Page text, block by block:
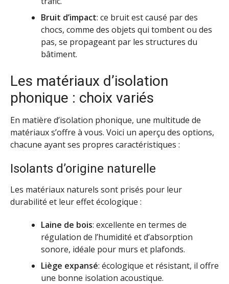
Bruit d’impact: ce bruit est causé par des
chocs, comme des objets qui tombent ou des
pas, se propageant par les structures du
bâtiment.
Les matériaux d’isolation
phonique : choix variés
En matière d’isolation phonique, une multitude de
matériaux s’offre à vous. Voici un aperçu des options,
chacune ayant ses propres caractéristiques :
Isolants d’origine naturelle
Les matériaux naturels sont prisés pour leur
durabilité et leur effet écologique :
Laine de bois: excellente en termes de
régulation de l’humidité et d’absorption
sonore, idéale pour murs et plafonds.
Liège expansé: écologique et résistant, il offre
une bonne isolation acoustique.